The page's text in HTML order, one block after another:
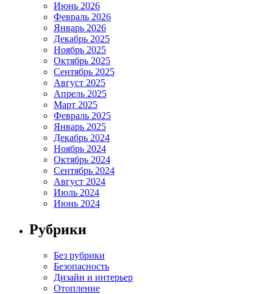
Июнь 2026
Февраль 2026
Январь 2026
Декабрь 2025
Ноябрь 2025
Октябрь 2025
Сентябрь 2025
Август 2025
Апрель 2025
Март 2025
Февраль 2025
Январь 2025
Декабрь 2024
Ноябрь 2024
Октябрь 2024
Сентябрь 2024
Август 2024
Июль 2024
Июнь 2024
Рубрики
Без рубрики
Безопасность
Дизайн и интерьер
Отопление